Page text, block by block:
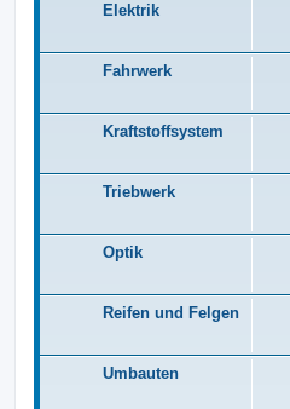
Elektrik
Fahrwerk
Kraftstoffsystem
Triebwerk
Optik
Reifen und Felgen
Umbauten